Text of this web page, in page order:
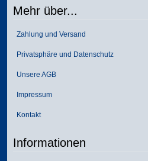
Mehr über...
Zahlung und Versand
Privatsphäre und Datenschutz
Unsere AGB
Impressum
Kontakt
Informationen